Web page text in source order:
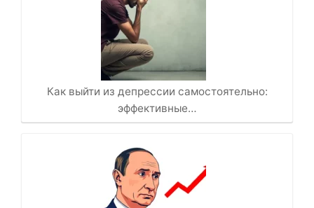
Как выйти из депрессии самостоятельно:
эффективные…